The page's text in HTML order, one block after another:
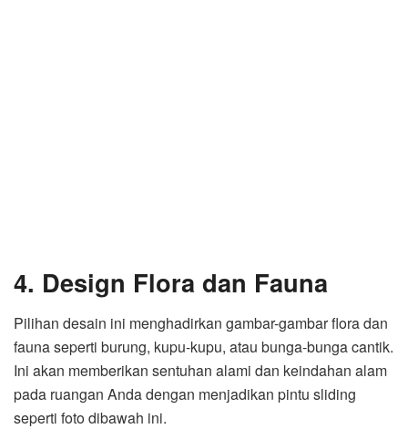
4. Design Flora dan Fauna
Pilihan desain ini menghadirkan gambar-gambar flora dan
fauna seperti burung, kupu-kupu, atau bunga-bunga cantik.
Ini akan memberikan sentuhan alami dan keindahan alam
pada ruangan Anda dengan menjadikan pintu sliding
seperti foto dibawah ini.